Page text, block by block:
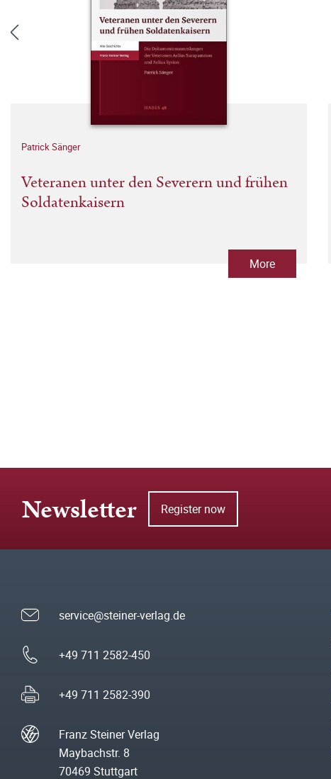
Patrick Sänger
Veteranen unter den Severern und frühen
Soldatenkaisern
More
Newsletter Register now
service@steiner-verlag.de
+49 711 2582-450
+49 711 2582-390
Franz Steiner Verlag
Maybachstr. 8
70469 Stuttgart